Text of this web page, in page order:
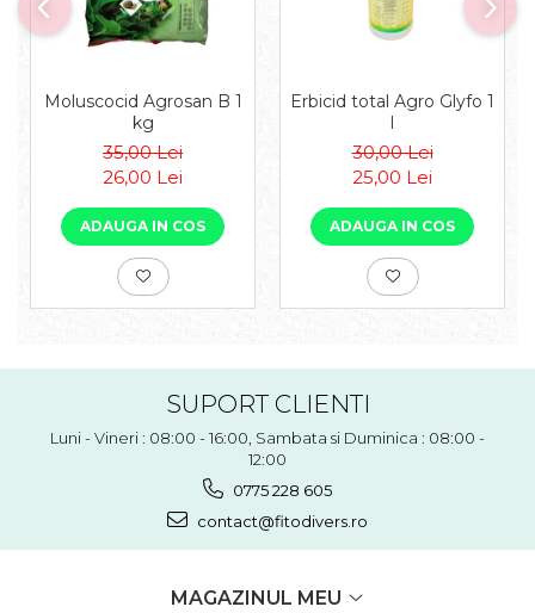
Moluscocid Agrosan B 1
kg
35,00 Lei
26,00 Lei
ADAUGA IN COS
Erbicid total Agro Glyfo 1
l
30,00 Lei
25,00 Lei
ADAUGA IN COS
SUPORT CLIENTI
Luni - Vineri : 08:00 - 16:00, Sambata si Duminica : 08:00 -
12:00
0775 228 605
contact@fitodivers.ro
MAGAZINUL MEU